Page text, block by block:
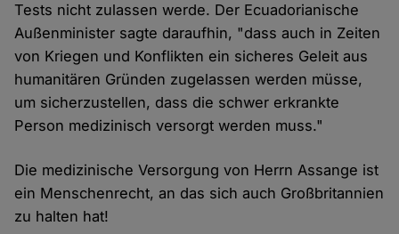
Tests nicht zulassen werde. Der Ecuadorianische
Außenminister sagte daraufhin, "dass auch in Zeiten
von Kriegen und Konflikten ein sicheres Geleit aus
humanitären Gründen zugelassen werden müsse,
um sicherzustellen, dass die schwer erkrankte
Person medizinisch versorgt werden muss."
Die medizinische Versorgung von Herrn Assange ist
ein Menschenrecht, an das sich auch Großbritannien
zu halten hat!